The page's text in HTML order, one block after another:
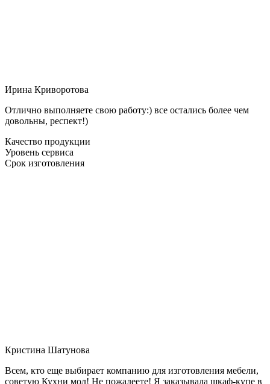
Ирина Криворотова
Отлично выполняете свою работу:) все остались более чем
довольны, респект!)
Качество продукции
Уровень сервиса
Срок изготовления
Кристина Шатунова
Всем, кто еще выбирает компанию для изготовления мебели,
советую Кухни мол! Не пожалеете! Я заказывала шкаф-купе в